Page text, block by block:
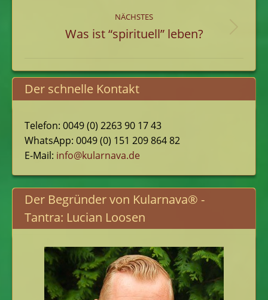
NÄCHSTES
Nächster
Was ist “spirituell” leben?
Der schnelle Kontakt
Telefon: 0049 (0) 2263 90 17 43
WhatsApp: 0049 (0) 151 209 864 82
E-Mail: info@kularnava.de
Der Begründer von Kularnava® -
Tantra: Lucian Loosen